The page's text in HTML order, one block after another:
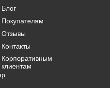
Блог
Покупателям
Отзывы
Контакты
Корпоративным
клиентам